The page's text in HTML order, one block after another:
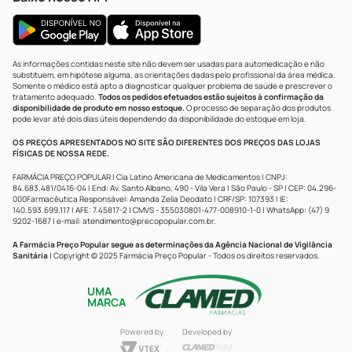
As informações contidas neste site não devem ser usadas para automedicação e não
substituem, em hipótese alguma, as orientações dadas pelo profissional da área médica.
Somente o médico está apto a diagnosticar qualquer problema de saúde e prescrever o
tratamento adequado. Todos os pedidos efetuados estão sujeitos à confirmação da
disponibilidade de produto em nosso estoque.O processo de separação dos produtos
pode levar até dois dias úteis dependendo da disponibilidade do estoque em loja.
OS PREÇOS APRESENTADOS NO SITE SÃO DIFERENTES DOS PREÇOS DAS LOJAS
FÍSICAS DE NOSSA REDE.
FARMÁCIA PREÇO POPULAR | Cia Latino Americana de Medicamentos | CNPJ:
84.683.481/0416-04 | End: Av. Santo Albano, 490 - Vila Vera | São Paulo - SP | CEP: 04.296-
000Farmacêutica Responsável: Amanda Zelia Deodato | CRF/SP: 107393 | IE:
140.593.699.117 | AFE: 7.45817-2 | CMVS - 355030801-477-008910-1-0 | WhatsApp: (47) 9
9202-1687 | e-mail: atendimento@precopopular.com.br.
A Farmácia Preço Popular segue as determinações da Agência Nacional de Vigilância
Sanitária | Copyright © 2025 Farmácia Preço Popular - Todos os direitos reservados.
UMA
MARCA
Powered by Developed by